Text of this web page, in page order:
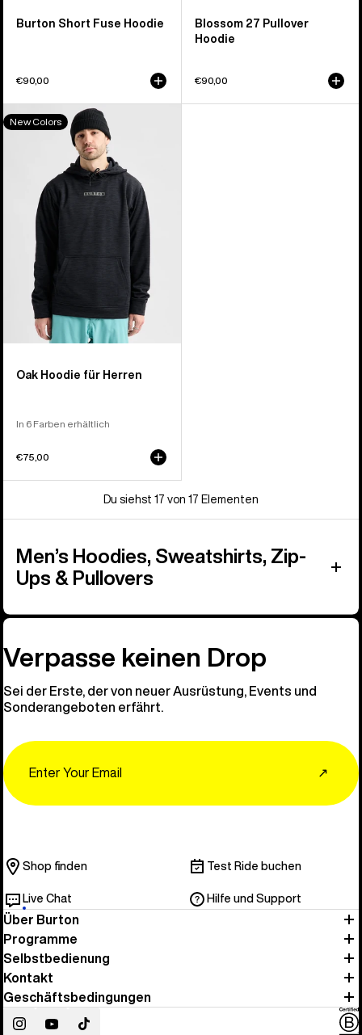
Burton Short Fuse Hoodie
€90,00
Blossom 27 Pullover
Hoodie
€90,00
Burton
Oak
Herren
New Colors
Oak Hoodie für Herren
In 6 Farben erhältlich
€75,00
Du siehst 17 von 17 Elementen
Men’s Hoodies, Sweatshirts, Zip-
Ups & Pullovers
Verpasse keinen Drop
Sei der Erste, der von neuer Ausrüstung, Events und
Sonderangeboten erfährt.
↗
Shop finden Test Ride buchen
Live Chat Hilfe und Support
Über Burton
Programme
Selbstbedienung
Kontakt
Geschäftsbedingungen